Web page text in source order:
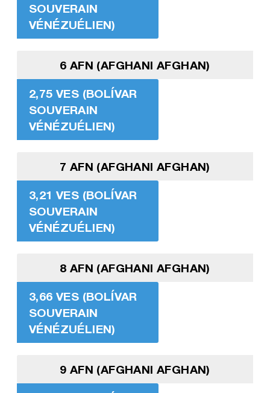
SOUVERAIN
VÉNÉZUÉLIEN)
6 AFN (AFGHANI AFGHAN)
2,75 VES (BOLÍVAR
SOUVERAIN
VÉNÉZUÉLIEN)
7 AFN (AFGHANI AFGHAN)
3,21 VES (BOLÍVAR
SOUVERAIN
VÉNÉZUÉLIEN)
8 AFN (AFGHANI AFGHAN)
3,66 VES (BOLÍVAR
SOUVERAIN
VÉNÉZUÉLIEN)
9 AFN (AFGHANI AFGHAN)